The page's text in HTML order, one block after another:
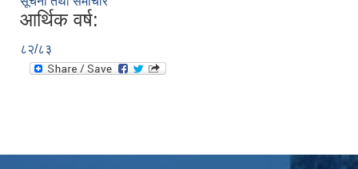
आर्थिक वर्ष:
८२/८३